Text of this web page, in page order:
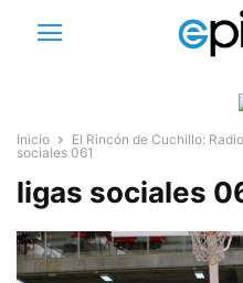
Inicio El Rincón de Cuchillo:
sociales 061
ligas sociales